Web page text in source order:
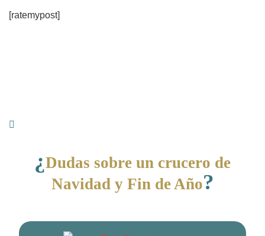
[ratemypost]
¿Dudas sobre un crucero de
Navidad y Fin de Año?